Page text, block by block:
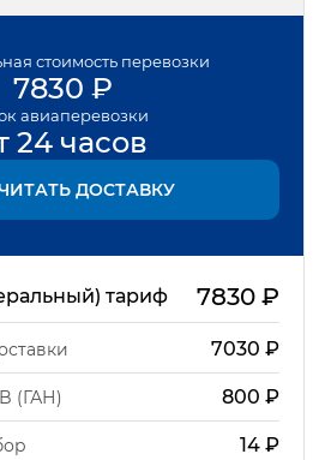
стоимость перевозки
7830 ₽
авиаперевозки
24 часов
ДОСТАВКУ
тариф 7830₽
7030 ₽
(ГАН) 800 ₽
14₽